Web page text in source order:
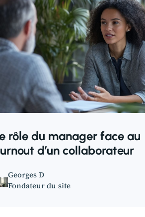
rôle du manager face au
d’un collaborateur
Georges D
Fondateur du site